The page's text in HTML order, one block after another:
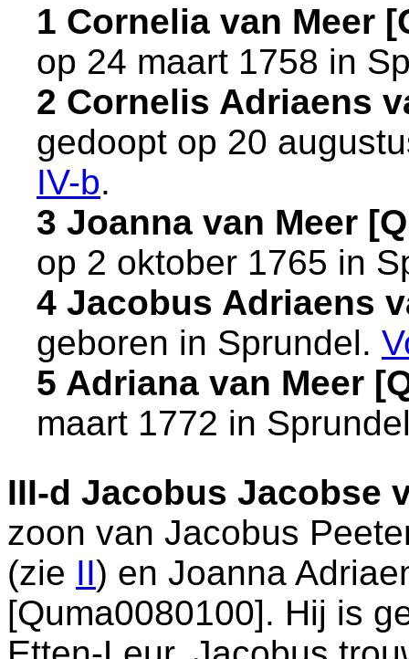
1 Cornelia van Meer
op 24 maart 1758 in
2 Cornelis Adriaens
gedoopt op 20
IV-b.
3 Joanna van Meer
op 2 oktober 1765 in
4 Jacobus Adriaens
geboren in Sprundel.
5 Adriana van Meer
maart 1772 in
III-d Jacobus Jacobse
zoon van Jacobus
(zie II) en Joanna
[Quma0080100]. Hij is